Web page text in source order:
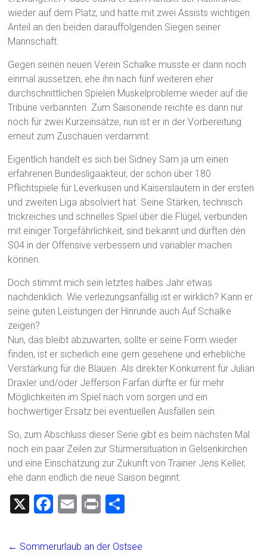
wieder auf dem Platz, und hatte mit zwei Assists wichtigen
Anteil an den beiden darauffolgenden Siegen seiner
Mannschaft.
Gegen seinen neuen Verein Schalke musste er dann noch
einmal aussetzen, ehe ihn nach fünf weiteren eher
durchschnittlichen Spielen Muskelprobleme wieder auf die
Tribüne verbannten. Zum Saisonende reichte es dann nur
noch für zwei Kurzeinsätze, nun ist er in der Vorbereitung
erneut zum Zuschauen verdammt.
Eigentlich handelt es sich bei Sidney Sam ja um einen
erfahrenen Bundesligaakteur, der schon über 180
Pflichtspiele für Leverkusen und Kaiserslautern in der ersten
und zweiten Liga absolviert hat. Seine Stärken, technisch
trickreiches und schnelles Spiel über die Flügel, verbunden
mit einiger Torgefährlichkeit, sind bekannt und dürften den
S04 in der Offensive verbessern und variabler machen
können.
Doch stimmt mich sein letztes halbes Jahr etwas
nachdenklich. Wie verlezungsanfällig ist er wirklich? Kann er
seine guten Leistungen der Hinrunde auch Auf Schalke
zeigen?
Nun, das bleibt abzuwarten, sollte er seine Form wieder
finden, ist er sicherlich eine gern gesehene und erhebliche
Verstärkung für die Blauen. Als direkter Konkurrent für Julian
Draxler und/oder Jefferson Farfan dürfte er für mehr
Möglichkeiten im Spiel nach vorn sorgen und ein
hochwertiger Ersatz bei eventuellen Ausfällen sein.
So, zum Abschluss dieser Serie gibt es beim nächsten Mal
noch ein paar Zeilen zur Stürmersituation in Gelsenkirchen
und eine Einschätzung zur Zukunft von Trainer Jens Keller,
ehe dann endlich die neue Saison beginnt.
X
F
ce
E
ai
Pr
t
e
← Sommerurlaub an der Ostsee